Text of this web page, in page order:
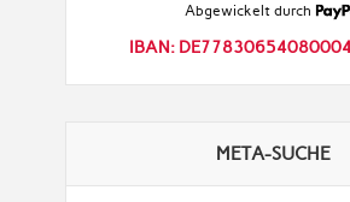
Abgewickelt durch
IBAN:
META-SUCHE